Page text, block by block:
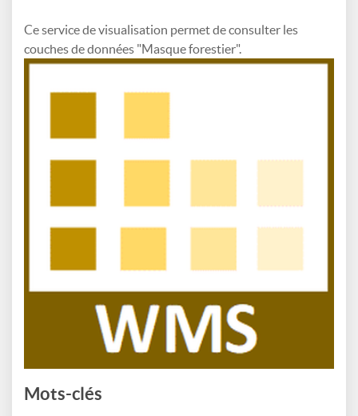
Ce service de visualisation permet de consulter les
couches de données "Masque forestier".
Mots-clés